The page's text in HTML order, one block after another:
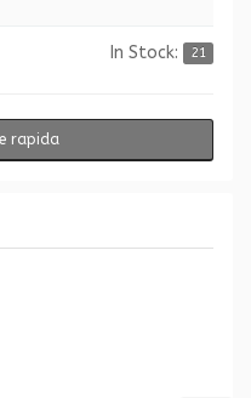
In Stock: 21
rapida